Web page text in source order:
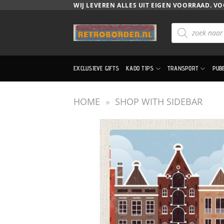
WIJ LEVEREN ALLES UIT EIGEN VOORRAAD.
Producten
zoeken
EXCLUSIEVE GIFTS KADO TIPS TRANSPORT
HOME » SHOP WITH SIDEBAR